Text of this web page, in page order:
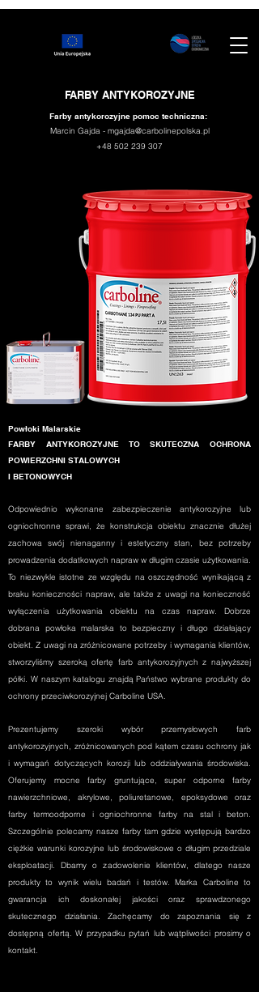
FARBY ANTYKOROZYJNE
Farby antykorozyjne pomoc techniczna:
Marcin Gajda - mgajda@carbolinepolska.pl
+48 502 239 307
Powłoki Malarskie
FARBY ANTYKOROZYJNE TO SKUTECZNA OCHRONA
POWIERZCHNI STALOWYCH
I BETONOWYCH
Odpowiednio wykonane zabezpieczenie antykorozyjne lub
ogniochronne sprawi, że konstrukcja obiektu znacznie dłużej
zachowa swój nienaganny i estetyczny stan, bez potrzeby
prowadzenia dodatkowych napraw w długim czasie użytkowania.
To niezwykle istotne ze względu na oszczędność wynikającą z
braku konieczności napraw, ale także z uwagi na konieczność
wyłączenia użytkowania obiektu na czas napraw. Dobrze
dobrana powłoka malarska to bezpieczny i długo działający
obiekt. Z uwagi na zróżnicowane potrzeby i wymagania klientów,
stworzyliśmy szeroką ofertę farb antykorozyjnych z najwyższej
półki. W naszym katalogu znajdą Państwo wybrane produkty do
ochrony przeciwkorozyjnej Carboline USA.
Prezentujemy szeroki wybór przemysłowych farb
antykorozyjnych, zróżnicowanych pod kątem czasu ochrony jak
i wymagań dotyczących korozji lub oddziaływania środowiska.
Oferujemy mocne farby gruntujące, super odporne farby
nawierzchniowe, akrylowe, poliuretanowe, epoksydowe oraz
farby termoodporne i ogniochronne farby na stal i beton.
Szczególnie polecamy nasze farby tam gdzie występują bardzo
ciężkie warunki korozyjne lub środowiskowe o długim przedziale
eksploatacji. Dbamy o zadowolenie klientów, dlatego nasze
produkty to wynik wielu badań i testów. Marka Carboline to
gwarancja ich doskonałej jakości oraz sprawdzonego
skutecznego działania. Zachęcamy do zapoznania się z
dostępną ofertą. W przypadku pytań lub wątpliwości prosimy o
kontakt.